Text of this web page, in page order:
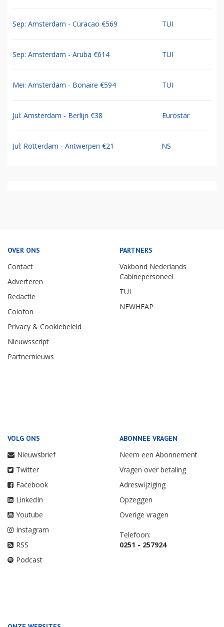
Sep: Amsterdam - Curacao €569 TUI
Sep: Amsterdam - Aruba €614 TUI
Mei: Amsterdam - Bonaire €594 TUI
Jul: Amsterdam - Berlijn €38 Eurostar
Jul: Rotterdam - Antwerpen €21 NS
OVER ONS
Contact
Adverteren
Redactie
Colofon
Privacy & Cookiebeleid
Nieuwsscript
Partnernieuws
PARTNERS
Vakbond Nederlands
Cabinepersoneel
TUI
NEWHEAP
VOLG ONS
Nieuwsbrief
Twitter
Facebook
LinkedIn
Youtube
Instagram
RSS
Podcast
ABONNEE VRAGEN
Neem een Abonnement
Vragen over betaling
Adreswijziging
Opzeggen
Overige vragen
Telefoon:
0251 - 257924